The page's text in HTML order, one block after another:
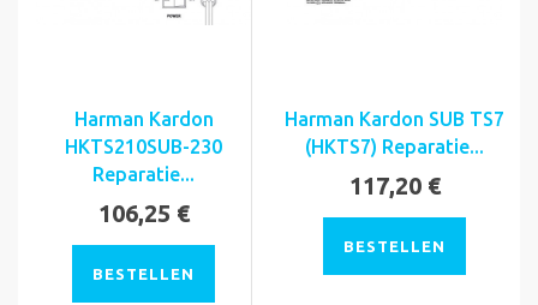
Harman Kardon
HKTS210SUB-230
Reparatie...
106,25 €
BESTELLEN
Harman Kardon SUB TS7
(HKTS7) Reparatie...
117,20 €
BESTELLEN